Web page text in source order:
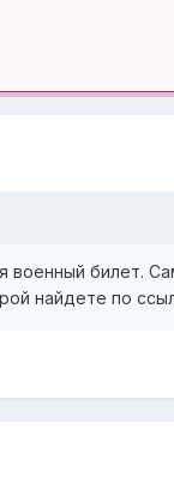
военный билет.
найдете по